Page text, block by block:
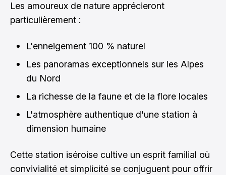
Les amoureux de nature apprécieront
particulièrement :
L'enneigement 100 % naturel
Les panoramas exceptionnels sur les Alpes
du Nord
La richesse de la faune et de la flore locales
L'atmosphère authentique d'une station à
dimension humaine
Cette station iséroise cultive un esprit familial où
convivialité et simplicité se conjuguent pour offrir